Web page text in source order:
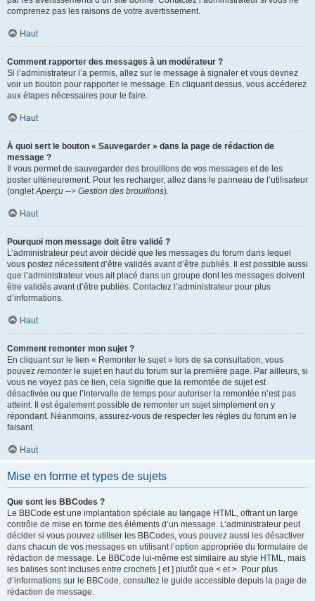
comprenez pas les raisons de votre avertissement.
Haut
Comment rapporter des messages à un modérateur ?
Si l’administrateur l’a permis, allez sur le message à signaler et vous devriez
voir un bouton pour rapporter le message. En cliquant dessus, vous accéderez
aux étapes nécessaires pour le faire.
Haut
À quoi sert le bouton « Sauvegarder » dans la page de rédaction de
message ?
Il vous permet de sauvegarder des brouillons de vos messages et de les
poster ultérieurement. Pour les recharger, allez dans le panneau de l’utilisateur
(ongletAperçu --> Gestion des brouillons).
Haut
Pourquoi mon message doit être validé ?
L’administrateur peut avoir décidé que les messages du forum dans lequel
vous postez nécessitent d’être validés avant d’être publiés. Il est possible aussi
que l’administrateur vous ait placé dans un groupe dont les messages doivent
être validés avant d’être publiés. Contactez l’administrateur pour plus
d’informations.
Haut
Comment remonter mon sujet ?
En cliquant sur le lien « Remonter le sujet » lors de sa consultation, vous
pouvez remonterle sujet en haut du forum sur la première page. Par ailleurs, si
vous ne voyez pas ce lien, cela signifie que la remontée de sujet est
désactivée ou que l’intervalle de temps pour autoriser la remontée n’est pas
atteint. Il est également possible de remonter un sujet simplement en y
répondant. Néanmoins, assurez-vous de respecter les règles du forum en le
faisant.
Haut
Mise en forme et types de sujets
Que sont les BBCodes ?
Le BBCode est une implantation spéciale au langage HTML, offrant un large
contrôle de mise en forme des éléments d’un message. L’administrateur peut
décider si vous pouvez utiliser les BBCodes, vous pouvez aussi les désactiver
dans chacun de vos messages en utilisant l’option appropriée du formulaire de
rédaction de message. Le BBCode lui-même est similaire au style HTML, mais
les balises sont incluses entre crochets [ et ] plutôt que < et >. Pour plus
d’informations sur le BBCode, consultez le guide accessible depuis la page de
rédaction de message.